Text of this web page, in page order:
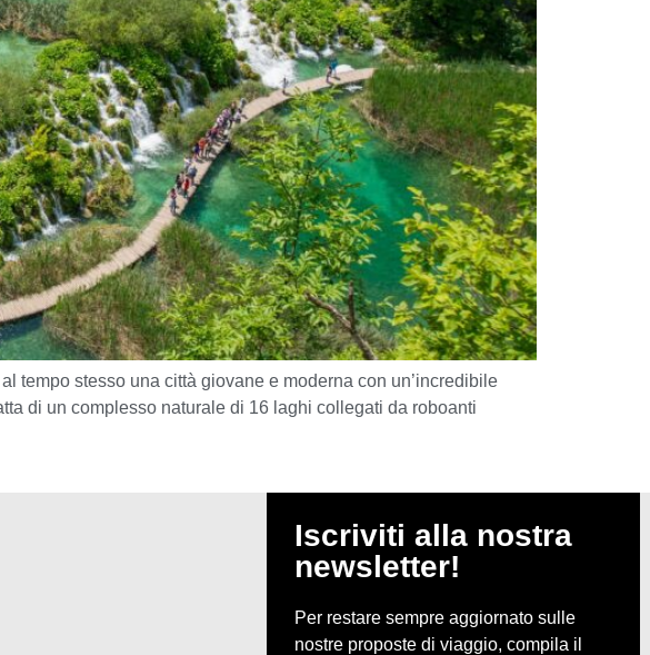
tempo stesso una città giovane e moderna con un’incredibile
di un complesso naturale di 16 laghi collegati da roboanti
Iscriviti alla nostra
newsletter!
Per restare sempre aggiornato sulle
nostre proposte di viaggio, compila il